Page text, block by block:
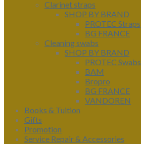
Clarinet straps
SHOP BY BRAND
PROTEC Straps
BG FRANCE
Cleaning swabs
SHOP BY BRAND
PROTEC Swabs
BAM
Bropro
BG FRANCE
VANDOREN
Books & Tuition
Gifts
Promotion
Service Repair & Accessories